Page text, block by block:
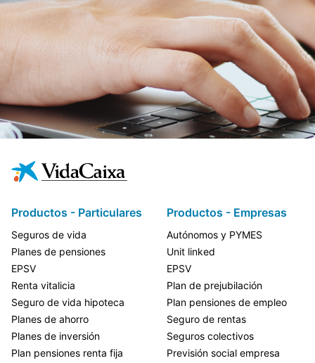
Productos - Particulares
Seguros de vida
Planes de pensiones
EPSV
Renta vitalicia
Seguro de vida hipoteca
Planes de ahorro
Planes de inversión
Plan pensiones renta fija
Productos - Empresas
Autónomos y PYMES
Unit linked
EPSV
Plan de prejubilación
Plan pensiones de empleo
Seguro de rentas
Seguros colectivos
Previsión social empresa